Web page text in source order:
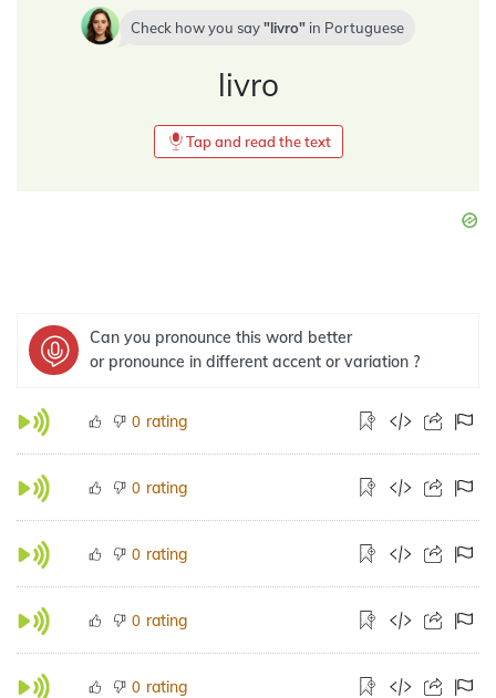
Check how you say livro in Portuguese
livro
Tap and read the text
Can you pronounce this word better
or pronounce in different accent or variation ?
0 rating
0 rating
0 rating
0 rating
0 rating